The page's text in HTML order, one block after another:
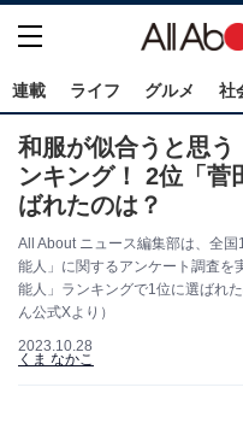
連載 ライフ グルメ 社
和服が似合うと思う
ンキング！ 2位「菅
ばれたのは？
All About ニュース編集部は、全
能人」に関するアンケート調査を
能人」ランキングで1位に選ばれ
ん公式Xより）
2023.10.28
くま なかこ